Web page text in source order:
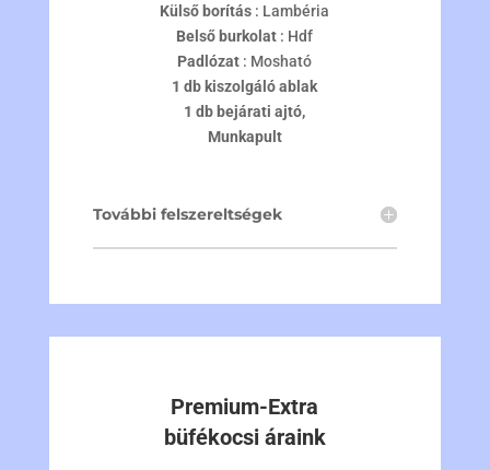
Külső borítás : Lambéria
Belső burkolat : Hdf
Padlózat : Mosható
1 db kiszolgáló ablak
1 db bejárati ajtó,
Munkapult
További felszereltségek
Premium-Extra
büfékocsi áraink